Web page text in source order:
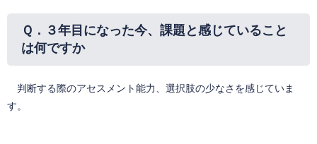
Ｑ．３年目になった今、課題と感じていること
は何ですか
判断する際のアセスメント能力、選択肢の少なさを感じていま
す。